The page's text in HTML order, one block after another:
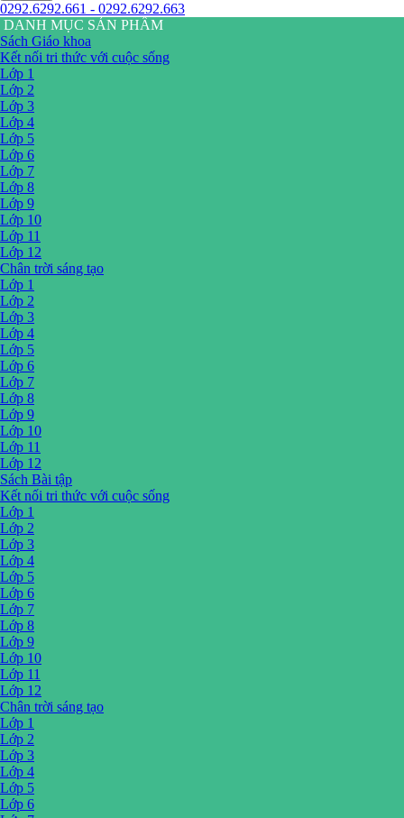
0292.6292.661 - 0292.6292.663
DANH MỤC SẢN PHẨM
Sách Giáo khoa
Kết nối tri thức với cuộc sống
Lớp 1
Lớp 2
Lớp 3
Lớp 4
Lớp 5
Lớp 6
Lớp 7
Lớp 8
Lớp 9
Lớp 10
Lớp 11
Lớp 12
Chân trời sáng tạo
Lớp 1
Lớp 2
Lớp 3
Lớp 4
Lớp 5
Lớp 6
Lớp 7
Lớp 8
Lớp 9
Lớp 10
Lớp 11
Lớp 12
Sách Bài tập
Kết nối tri thức với cuộc sống
Lớp 1
Lớp 2
Lớp 3
Lớp 4
Lớp 5
Lớp 6
Lớp 7
Lớp 8
Lớp 9
Lớp 10
Lớp 11
Lớp 12
Chân trời sáng tạo
Lớp 1
Lớp 2
Lớp 3
Lớp 4
Lớp 5
Lớp 6